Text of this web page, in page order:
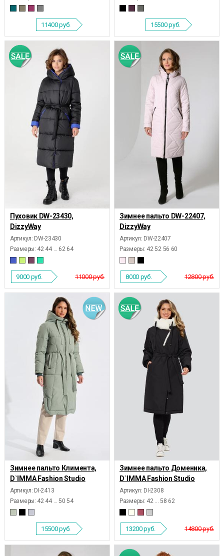
11400руб. 15500руб.
Пуховик DW-23430,
DizzyWay
Артикул: DW-23430
Размеры: 42 44 ... 62 64
11000 руб.
9000 руб.
Зимнее пальто DW-22407,
DizzyWay
Артикул: DW-22407
Размеры: 42 52 56 60
12800 руб.
8000 руб.
Зимнее пальто Климента,
D`IMMA Fashion Studio
Артикул: DI-2413
Размеры: 42 44 ... 50 54
15500руб.
Зимнее пальто Доменика,
D`IMMA Fashion Studio
Артикул: DI-2308
Размеры: 42 ... 58 62
14800 руб.
13200руб.